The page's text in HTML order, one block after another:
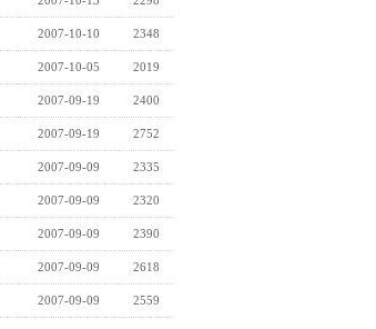
2007-10-10 2348
2007-10-05 2019
2007-09-19 2400
2007-09-19 2752
2007-09-09 2335
2007-09-09 2320
2007-09-09 2390
2007-09-09 2618
2007-09-09 2559